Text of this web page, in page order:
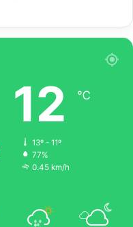
12 ℃
13º - 11º
77%
0.45 km/h